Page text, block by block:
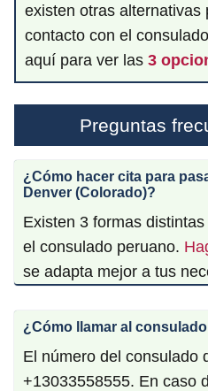
existen otras alternativas
contacto con el
aquí para ver las 3
Preguntas
¿Cómo hacer cita para
Denver (Colorado)?
Existen 3 formas
el consulado peruano.
se adapta mejor a tus
¿Cómo llamar al
El número del consulado
+13033558555. En caso